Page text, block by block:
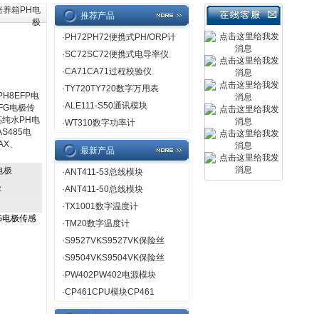
养箱PH电
极
电
电极传
水PH电
电
、
极
电极传感
推荐产品
· PH72PH72便携式PH/ORP计
·SC72SC72便携式电导率仪
·CA71CA71过程校验仪
·TY720TY720数字万用表
·ALE111-S50通讯模块
·WT310数字功率计
最新产品
·ANT411-53总线模块
·ANT411-50总线模块
·TX1001数字温度计
·TM20数字温度计
·S9527VKS9527VK保险丝
·S9504VKS9504VK保险丝
· PW402PW402电源模块
·CP461CPU模块CP461